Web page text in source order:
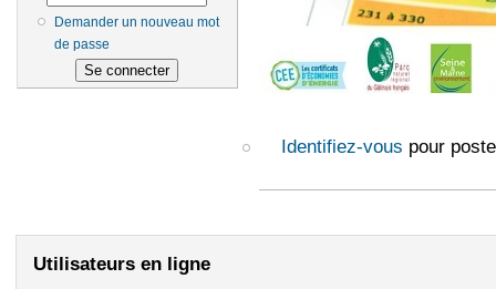
Demander un nouveau mot
de passe
Identifiez-vous pour
Utilisateurs en ligne